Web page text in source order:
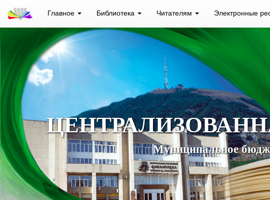
Главное Библиотека Читателям Электронные
Муниципальное